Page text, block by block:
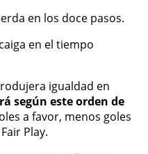
en los doce pasos.
en el tiempo
igualdad en
según este orden de
a favor, menos goles
Play.